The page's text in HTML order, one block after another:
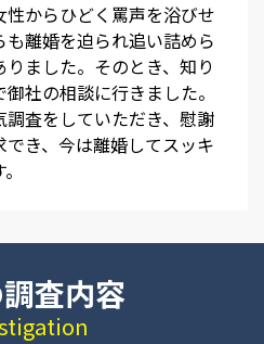
性からひどく罵声を浴びせ
も離婚を迫られ追い詰めら
りました。そのとき、知り
社の相談に行きました。
調査をしていただき、慰謝
でき、今は離婚してスッキ
査内容